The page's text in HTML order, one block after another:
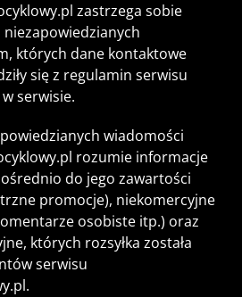
zastrzega sobie
niezapowiedzianych
których dane kontaktowe
się z regulamin serwisu
serwisie.
wiadomości
rozumie informacje
do jego zawartości
promocje), niekomercyjne
osobiste itp.) oraz
których rozsyłka została
serwisu